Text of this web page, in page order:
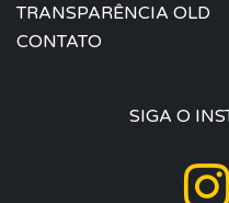
TRANSPARÊNCIA OLD
CONTATO
SIGA O